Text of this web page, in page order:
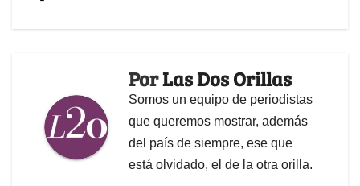
PorLas Dos Orillas
Somos un equipo de periodistas
que queremos mostrar, además
del país de siempre, ese que
está olvidado, el de la otra orilla.